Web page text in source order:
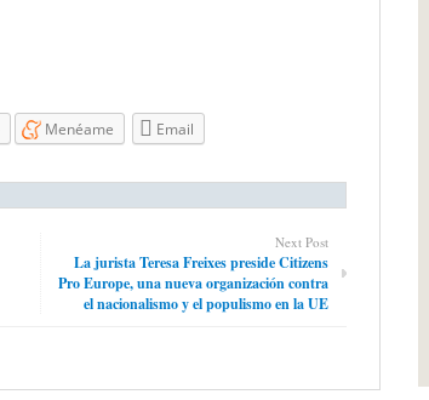
Menéame Email
Next Post
La jurista Teresa Freixes preside Citizens
Pro Europe, una nueva organización contra
el nacionalismo y el populismo en la UE